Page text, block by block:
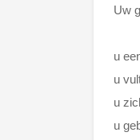
Uw
u
u
u
u